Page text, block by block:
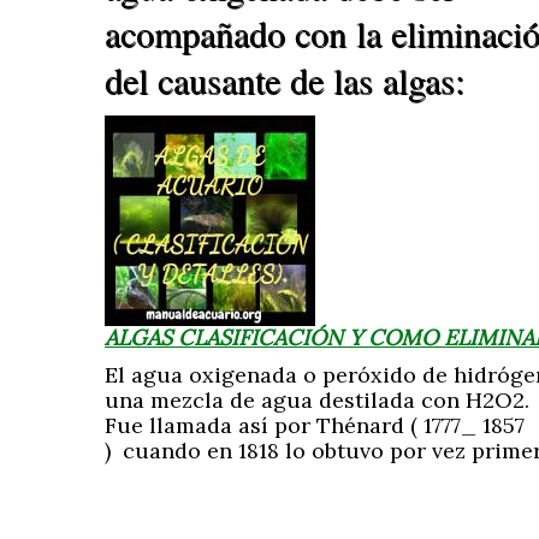
acompañado con la
del causante de las algas:
ALGAS CLASIFICACIÓN Y COMO
El agua oxigenada o peróxido de
una mezcla de agua destilada con H2O2.
Fue llamada así por Thénard ( 1777_ 1857
) cuando en 1818 lo obtuvo por vez